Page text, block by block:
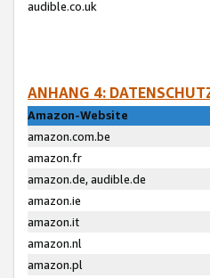
audible.co.uk
ANHANG 4:
Amazon-Website
amazon.com.be
amazon.fr
amazon.de, audible.de
amazon.ie
amazon.it
amazon.nl
amazon.pl